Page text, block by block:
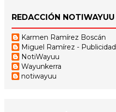
REDACCIÓN NOTIWAYUU
Karmen Ramírez Boscán
Miguel Ramírez - Publicidad
NotiWayuu
Wayunkerra
notiwayuu